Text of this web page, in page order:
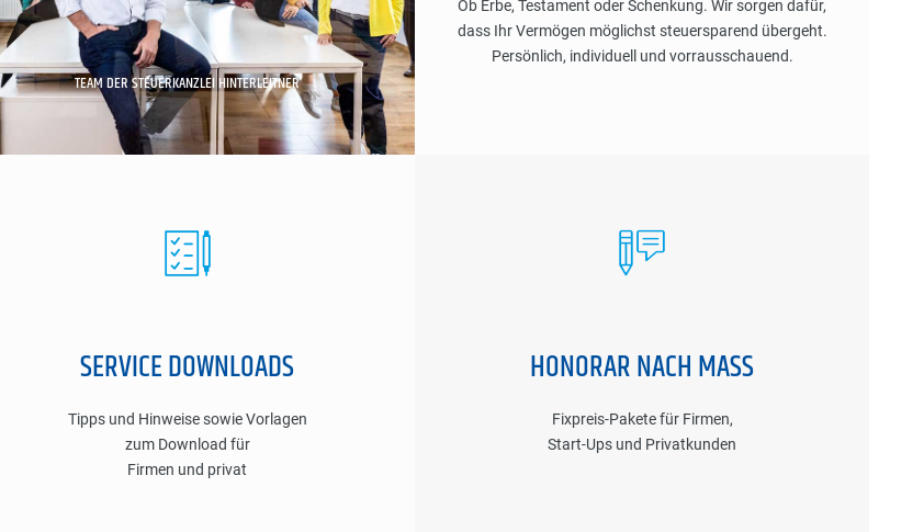
TEAM DER STEUERKANZLEI HINTERLEITNER
Ob Erbe, Testament oder Schenkung. Wir sorgen dafür,
dass Ihr Vermögen möglichst steuersparend übergeht.
Persönlich, individuell und vorrausschauend.
SERVICE DOWNLOADS
Tipps und Hinweise sowie Vorlagen
zum Download für
Firmen und privat
HONORAR NACH MASS
Fixpreis-Pakete für Firmen,
Start-Ups und Privatkunden